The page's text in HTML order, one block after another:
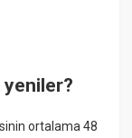
yeniler?
ortalama 48